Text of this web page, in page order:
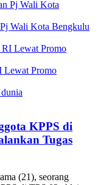
Wali Kota Bengkulu
Lewat Promo
KPPS di
Tugas
(21), seorang